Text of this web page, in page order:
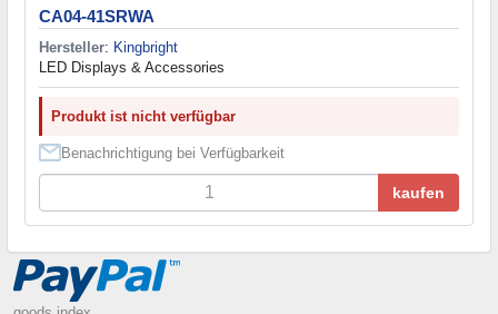
CA04-41SRWA
Hersteller: Kingbright
LED Displays & Accessories
Produkt ist nicht verfügbar
Benachrichtigung bei Verfügbarkeit
kaufen